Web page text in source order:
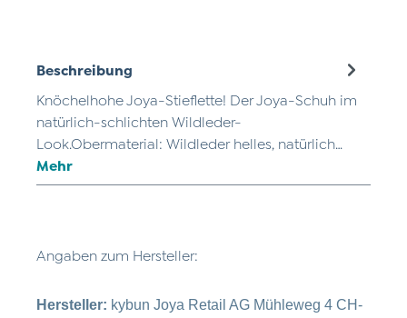
Beschreibung
Knöchelhohe Joya-Stieflette! Der Joya-Schuh im
natürlich-schlichten Wildleder-
Look.Obermaterial: Wildleder helles, natürlich…
Mehr
Angaben zum Hersteller:
Hersteller: kybun Joya Retail AG Mühleweg 4 CH-